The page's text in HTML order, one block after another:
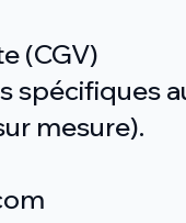
(CGV)
spécifiques
mesure).